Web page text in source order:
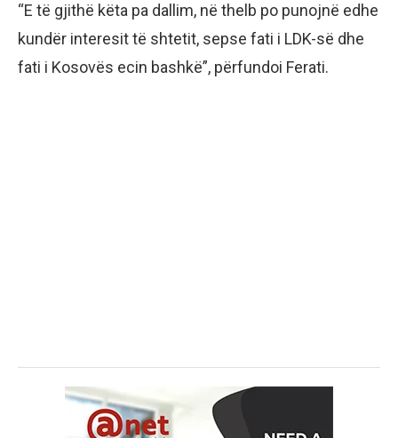
“E të gjithë këta pa dallim, në thelb po punojnë edhe
kundër interesit të shtetit, sepse fati i LDK-së dhe
fati i Kosovës ecin bashkë”, përfundoi Ferati.